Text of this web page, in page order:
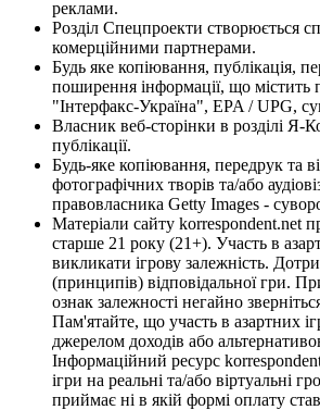
реклами.
Розділ Спецпроекти створюється
комерційними партнерами.
Будь яке копіювання, публікація,
поширення інформації, що містить
"Інтерфакс-Україна", EPA / UPG,
Власник веб-сторінки в розділі Я-
публікації.
Будь-яке копіювання, передрук та
фотографічних творів та/або
правовласника Getty Images -
Матеріали сайту korrespondent.net
старше 21 року (21+). Участь в
викликати ігрову залежність.
(принципів) відповідальної гри.
ознак залежності негайно
Пам'ятайте, що участь в азартних
джерелом доходів або
Інформаційний ресурс
ігри на реальні та/або віртуальні
приймає ні в якій формі оплату